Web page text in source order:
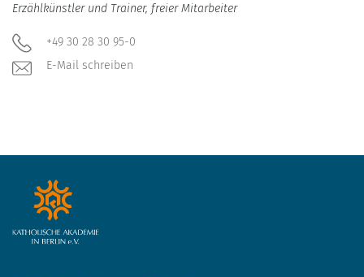
Erzählkünstler und Trainer, freier Mitarbeiter
+49 30 28 30 95-0
E-Mail schreiben